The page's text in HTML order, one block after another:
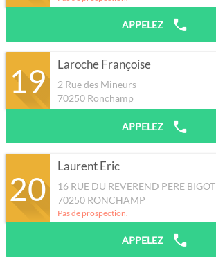
APPELEZ
19 Laroche Françoise
2 Rue des Mineurs
70250 Ronchamp
APPELEZ
20
Laurent Eric
16 RUE DU REVEREND PERE BIGOT
70250 RONCHAMP
Pas de prospection.
APPELEZ